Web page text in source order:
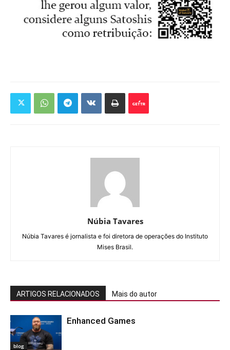
Núbia Tavares
Núbia Tavares é jornalista e foi diretora de operações do Instituto
Mises Brasil.
ARTIGOS RELACIONADOS Mais do autor
blog
Enhanced Games